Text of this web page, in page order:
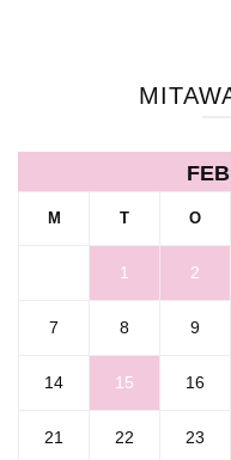
M T O
1 2
7 8 9
14 15 16
21 22 23